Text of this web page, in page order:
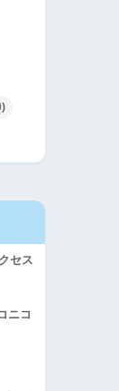
セス
ニコ